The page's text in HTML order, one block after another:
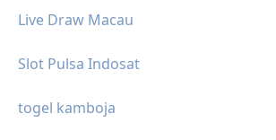
Live Draw Macau
Slot Pulsa Indosat
togel kamboja